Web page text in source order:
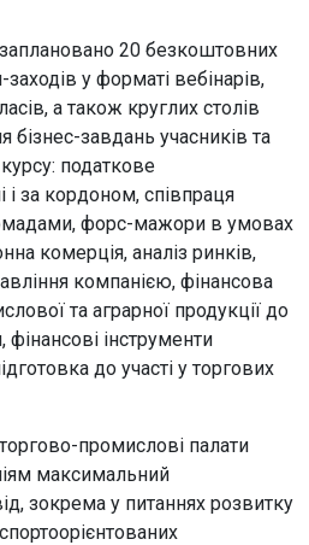
20 безкоштовних
у форматі вебінарів,
а також круглих столів
бізнес-завдань учасників та
податкове
і за кордоном, співпраця
форс-мажори в умовах
комерція, аналіз ринків,
компанією, фінансова
та аграрної продукції до
фінансові інструменти
до участі у торгових
промислові палати
максимальний
зокрема у питаннях розвитку